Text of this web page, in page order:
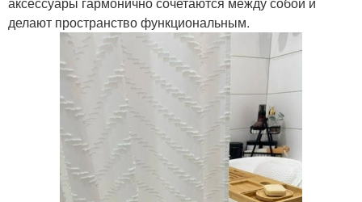
делают пространство функциональным.